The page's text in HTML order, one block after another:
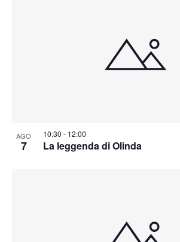
AGO
7 La leggenda di Olinda
10:30 - 12:00